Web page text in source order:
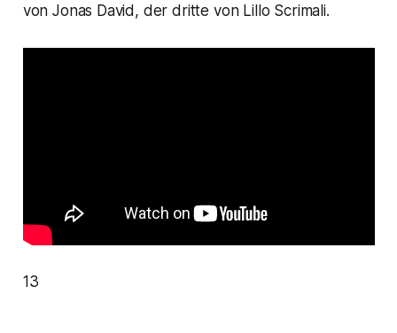
von Jonas David, der dritte von Lillo Scrimali.
13